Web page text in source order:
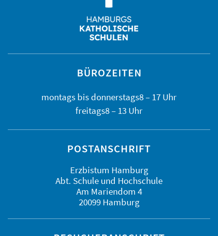
BÜROZEITEN
montags bis donnerstags8 – 17 Uhr
freitags8 – 13 Uhr
POSTANSCHRIFT
Erzbistum Hamburg
Abt. Schule und Hochschule
Am Mariendom 4
20099 Hamburg